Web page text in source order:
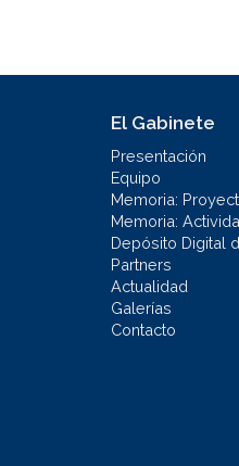
El Gabinete
Presentación
Equipo
Memoria:
Memoria:
Depósito Digital
Partners
Actualidad
Galerías
Contacto